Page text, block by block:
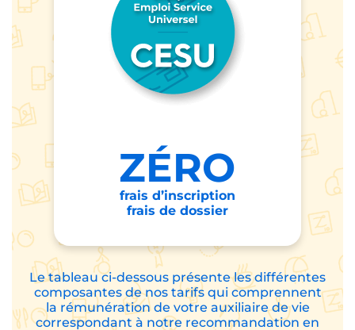
peuvent êtreréglées par :